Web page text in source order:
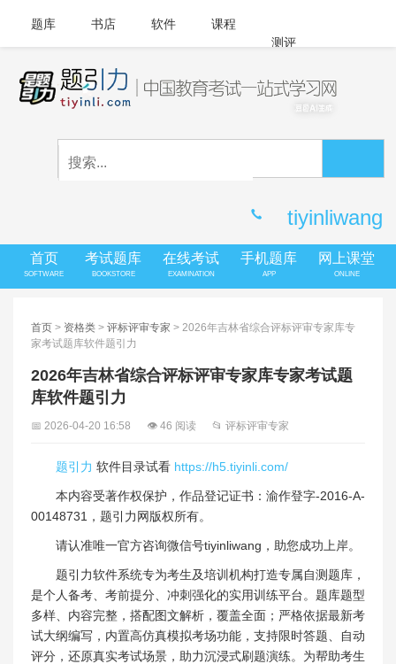
题库 书店 软件
课程
测评
APP下载
tiyinliwang
首页
SOFTWARE
考试题库
BOOKSTORE
在线考试
EXAMINATION
手机题库
APP
网上课堂
ONLINE
首页 > 资格类 > 评标评审专家 > 2026年吉林省综合评标评审专家库专
家考试题库软件题引力
2026年吉林省综合评标评审专家库专家考试题
库软件题引力
📅 2026-04-20 16:58 👁 46 阅读 📂 评标评审专家
题引力 软件目录试看 https://h5.tiyinli.com/
本内容受著作权保护，作品登记证书：渝作登字-2016-A-
00148731，题引力网版权所有。
请认准唯一官方咨询微信号tiyinliwang，助您成功上岸。
题引力软件系统专为考生及培训机构打造专属自测题库，
是个人备考、考前提分、冲刺强化的实用训练平台。题库题型
多样、内容完整，搭配图文解析，覆盖全面；严格依据最新考
试大纲编写，内置高仿真模拟考场功能，支持限时答题、自动
评分，还原真实考试场景，助力沉浸式刷题演练。为帮助考生